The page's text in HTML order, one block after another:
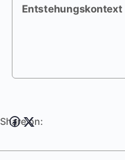
Entstehungskontext
Share on: